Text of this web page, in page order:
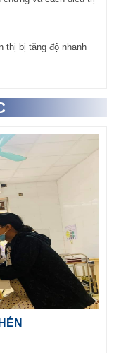
thị bị tăng độ nhanh